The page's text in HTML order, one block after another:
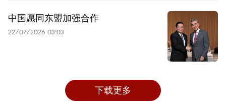
中国愿同东盟加强合作
22/07/2026 03:03
下载更多